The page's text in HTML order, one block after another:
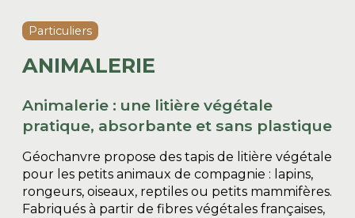
Particuliers
ANIMALERIE
Animalerie : une litière végétale
pratique, absorbante et sans plastique
Géochanvre propose des tapis de litière végétale
pour les petits animaux de compagnie : lapins,
rongeurs, oiseaux, reptiles ou petits mammifères.
Fabriqués à partir de fibres végétales françaises,